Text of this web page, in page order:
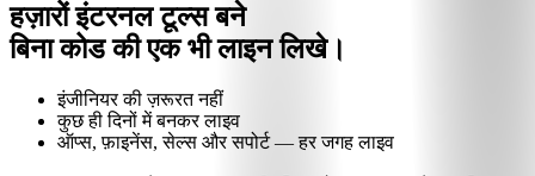
हज़ारों इंटरनल टूल्स बने
बिना कोड की एक भी लाइन लिखे।
इंजीनियर की ज़रूरत नहीं
कुछ ही दिनों में बनकर लाइव
ऑप्स, फ़ाइनेंस, सेल्स और सपोर्ट — हर जगह लाइव